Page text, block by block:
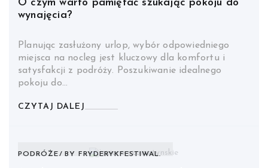
O czym warto pamiętać szukając pokoju do
wynajęcia?
Planując zasłużony urlop, wybór odpowiedniego
miejsca na nocleg jest kluczowy dla komfortu i
satysfakcji z podróży. Poszukiwanie idealnego
pokoju do…
CZYTAJ DALEJ
PODRÓŻE BY FRYDERYKFESTIWAL.